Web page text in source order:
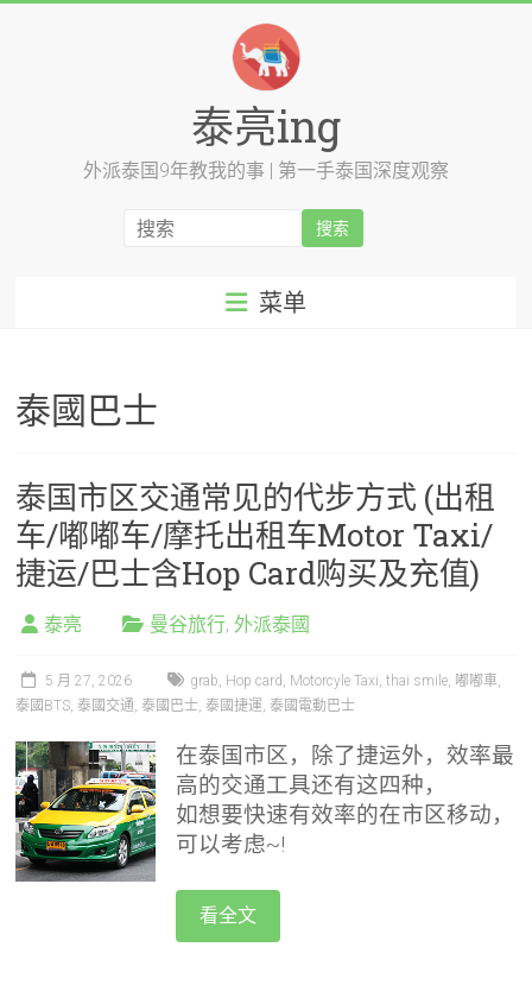
泰亮ing
外派泰国9年教我的事 | 第一手泰国深度观察
菜单
泰國巴士
泰国市区交通常见的代步方式 (出租
车/嘟嘟车/摩托出租车Motor Taxi/
捷运/巴士含Hop Card购买及充值)
泰亮 曼谷旅行,外派泰國
5 月 27, 2026 grab, Hop card , Motorcyle Taxi,thai smile, 嘟嘟車,
泰國BTS,泰國交通,泰國巴士,泰國捷運,泰國電動巴士
在泰国市区，除了捷运外，效率最
高的交通工具还有这四种，
如想要快速有效率的在市区移动，
可以考虑~!
看全文